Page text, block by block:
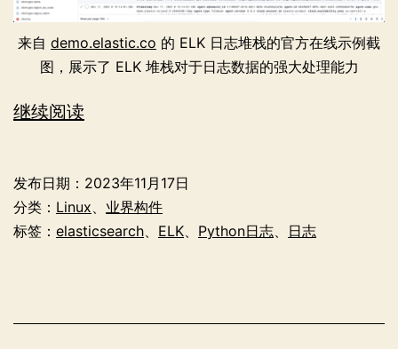
来自 demo.elastic.co 的 ELK 日志堆栈的官方在线示例截
图，展示了 ELK 堆栈对于日志数据的强大处理能力
继续阅读
用
程
置
发布日期： 2023年11月17日
分类： Linux、 业界构件
标签： elasticsearch、 ELK、 Python日志、 日志